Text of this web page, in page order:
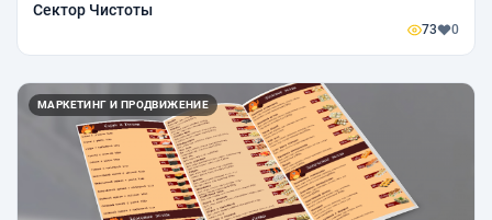
Сектор Чистоты
73 0
МАРКЕТИНГ И ПРОДВИЖЕНИЕ